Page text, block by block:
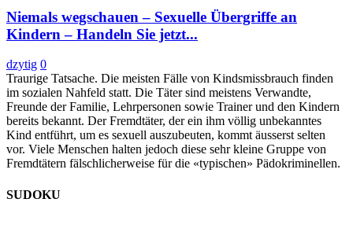
Niemals wegschauen – Sexuelle Übergriffe an
Kindern – Handeln Sie jetzt...
dzytig 0
Traurige Tatsache. Die meisten Fälle von Kindsmissbrauch finden
im sozialen Nahfeld statt. Die Täter sind meistens Verwandte,
Freunde der Familie, Lehrpersonen sowie Trainer und den Kindern
bereits bekannt. Der Fremdtäter, der ein ihm völlig unbekanntes
Kind entführt, um es sexuell auszubeuten, kommt äusserst selten
vor. Viele Menschen halten jedoch diese sehr kleine Gruppe von
Fremdtätern fälschlicherweise für die «typischen» Pädokriminellen.
SUDOKU